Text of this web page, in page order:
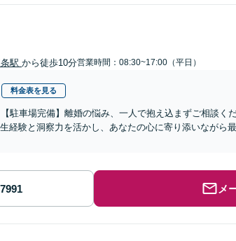
駅 から徒歩10分営業時間：08:30~17:00（平日）
料金表を見る
【駐車場完備】離婚の悩み、一人で抱え込まずご相談く
経験と洞察力を活かし、あなたの心に寄り添いながら
メ